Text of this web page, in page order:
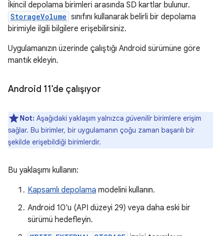
İkincil depolama birimleri arasında SD kartlar bulunur.
StorageVolume sınıfını kullanarak belirli bir depolama
birimiyle ilgili bilgilere erişebilirsiniz.
Uygulamanızın üzerinde çalıştığı Android sürümüne göre
mantık ekleyin.
Android 11'de çalışıyor
Not: Aşağıdaki yaklaşım yalnızca güvenilirbirimlere erişim
sağlar. Bu birimler, bir uygulamanın çoğu zaman başarılı bir
şekilde erişebildiği birimlerdir.
Bu yaklaşımı kullanın:
Kapsamlı depolama modelini kullanın.
Android 10'u (API düzeyi 29) veya daha eski bir
sürümü hedefleyin.